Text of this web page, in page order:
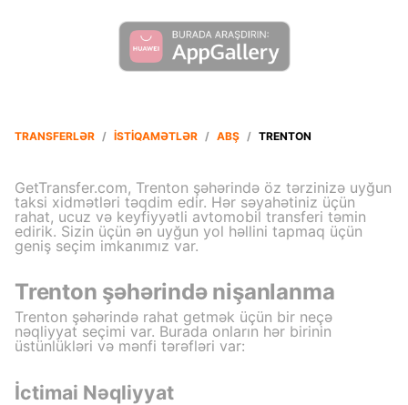
TRANSFERLƏR / İSTIQAMƏTLƏR / ABŞ / TRENTON
GetTransfer.com, Trenton şəhərində öz tərzinizə uyğun
taksi xidmətləri təqdim edir. Hər səyahətiniz üçün
rahat, ucuz və keyfiyyətli avtomobil transferi təmin
edirik. Sizin üçün ən uyğun yol həllini tapmaq üçün
geniş seçim imkanımız var.
Trenton şəhərində nişanlanma
Trenton şəhərində rahat getmək üçün bir neçə
nəqliyyat seçimi var. Burada onların hər birinin
üstünlükləri və mənfi tərəfləri var:
İctimai Nəqliyyat